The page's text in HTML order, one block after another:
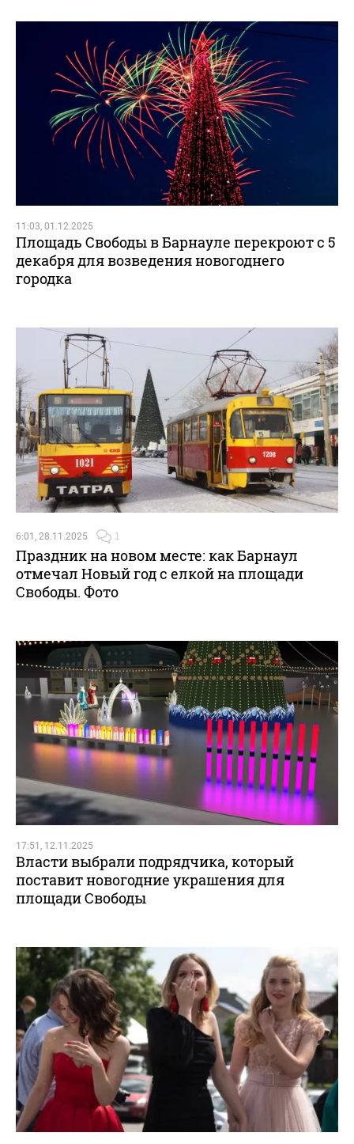
11:03, 01.12.2025
Площадь Свободы в Барнауле перекроют с 5
декабря для возведения новогоднего
городка
6:01, 28.11.2025 1
Праздник на новом месте: как Барнаул
отмечал Новый год с елкой на площади
Свободы. Фото
17:51, 12.11.2025
Власти выбрали подрядчика, который
поставит новогодние украшения для
площади Свободы